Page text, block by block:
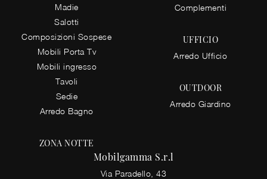
Madie
Salotti
Composizioni Sospese
Mobili Porta Tv
Mobili ingresso
Tavoli
Sedie
Arredo Bagno
ZONA NOTTE
Complementi
UFFICIO
Arredo Ufficio
OUTDOOR
Arredo Giardino
Mobilgamma S.r.l
Via Paradello, 43